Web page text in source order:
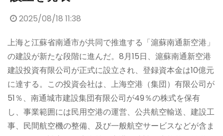
2025/08/18 11:38
上海と江蘇省南通市が共同で推進する「滬蘇南通新空港」
の建設が新たな段階に進んだ。8月15日、滬蘇南通新空港
建設投資有限公司が正式に設立され、登録資本金は10億元
に達する。この投資会社は、上海空港（集団）有限公司が
51％、南通城市建設集団有限公司が49％の株式を保有
し、事業範囲には民用空港の運営、公共航空輸送、建設工
事、民間航空機の整備、及び一般航空サービスなどが含ま